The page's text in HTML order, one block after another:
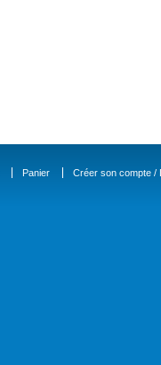
Panier Créer son compte /